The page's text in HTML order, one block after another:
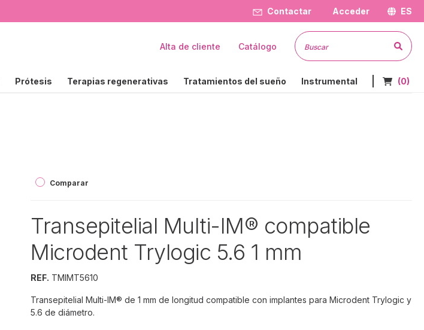
Contactar Acceder ES
Prótesis Terapias regenerativas Tratamientos del sueño Instrumental Nº de
(0)
Alta de cliente Catálogo
Comparar
Transepitelial Multi-IM® compatible
Microdent Trylogic 5.6 1 mm
REF. TMIMT5610
Transepitelial Multi-IM® de 1 mm de longitud compatible con implantes para Microdent Trylogic y
5.6 de diámetro.